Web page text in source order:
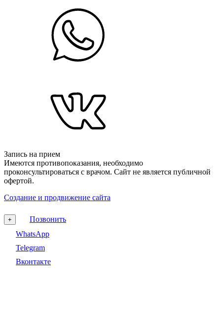
Запись на прием
Имеются противопоказания, необходимо
проконсультироваться с врачом. Сайт не является публичной
офертой.
Создание и продвижение сайта
+
Позвонить
WhatsApp
Telegram
Вконтакте